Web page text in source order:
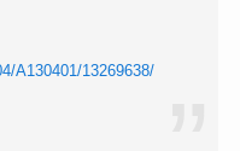
A130401/13269638/